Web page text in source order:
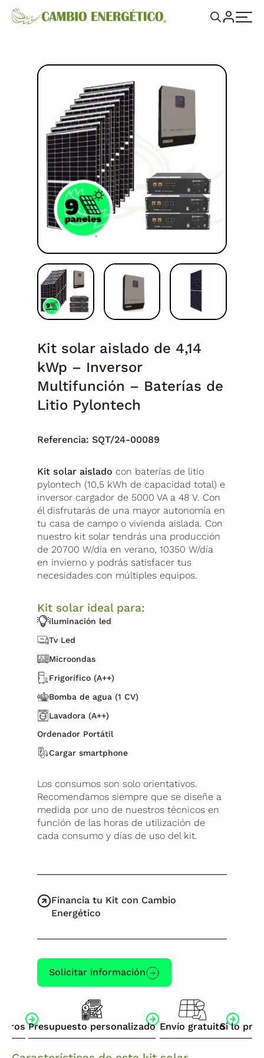
Kit solar aislado de 4,14
kWp – Inversor
Multifunción – Baterías de
Litio Pylontech
Referencia: SQT/24-00089
Kit solar aislado con baterías de litio
pylontech (10,5 kWh de capacidad total) e
inversor cargador de 5000 VA a 48 V. Con
él disfrutarás de una mayor autonomía en
tu casa de campo o vivienda aislada. Con
nuestro kit solar tendrás una producción
de 20700 W/día en verano, 10350 W/día
en invierno y podrás satisfacer tus
necesidades con múltiples equipos.
Kit solar ideal para:
iluminación led
Tv Led
Microondas
Frigorífico (A++)
Bomba de agua (1 CV)
Lavadora (A++)
Ordenador Portátil
Cargar smartphone
Los consumos son solo orientativos.
Recomendamos siempre que se diseñe a
medida por uno de nuestros técnicos en
función de las horas de utilización de
cada consumo y días de uso del kit.
Financia tu Kit con Cambio
Energético
Solicitar información
Presupuesto personalizado Envío gratuitoSi lo